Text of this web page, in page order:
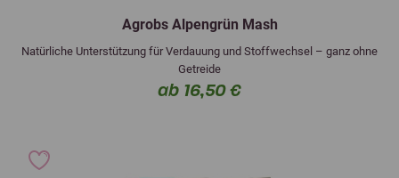
Agrobs Alpengrün Mash
Natürliche Unterstützung für Verdauung und Stoffwechsel – ganz ohne
Getreide
ab 16,50 €